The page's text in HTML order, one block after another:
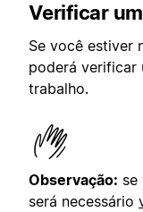
Verificar
Se você estiver
poderá verificar
trabalho.
Observação: se
será necessário